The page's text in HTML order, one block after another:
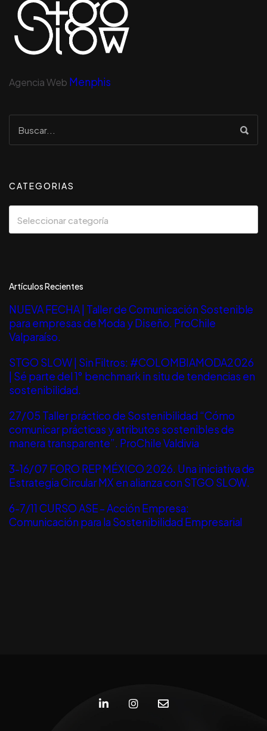
Agencia Web Menphis
CATEGORIAS
Seleccionar categoría
Artículos Recientes
NUEVA FECHA | Taller de Comunicación Sostenible
para empresas de Moda y Diseño. ProChile
Valparaíso.
STGO SLOW | Sin Filtros: #COLOMBIAMODA2026
| Sé parte del 1° benchmark in situ de tendencias en
sostenibilidad.
27/05 Taller práctico de Sostenibilidad “Cómo
comunicar prácticas y atributos sostenibles de
manera transparente”. ProChile Valdivia
3-16/07 FORO REP MÉXICO 2026. Una iniciativa de
Estrategia Circular MX en alianza con STGO SLOW.
6-7/11 CURSO ASE – Acción Empresa:
Comunicación para la Sostenibilidad Empresarial